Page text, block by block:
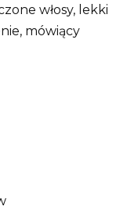
włosy, lekki
mówiący